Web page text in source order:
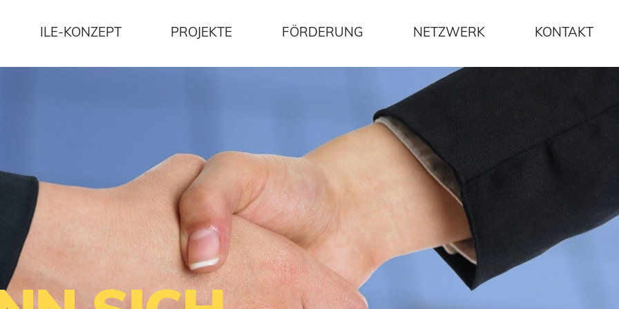
ILE-KONZEPT PROJEKTE FÖRDERUNG NETZWERK KONTAKT